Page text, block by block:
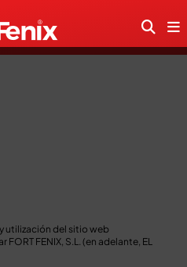
utilización del sitio web
FENIX, S.L. (en adelante, EL